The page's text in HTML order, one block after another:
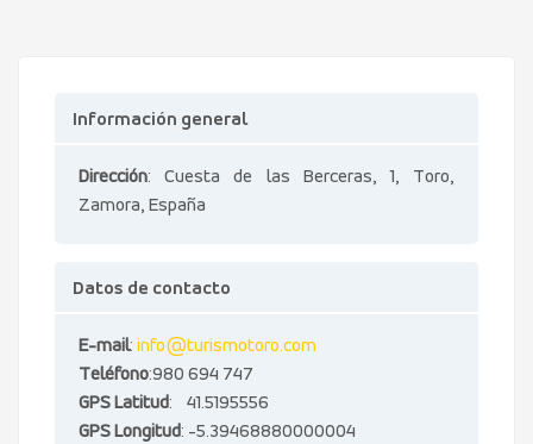
Información general
Dirección: Cuesta de las Berceras, 1, Toro,
Zamora, España
Datos de contacto
E-mail: info@turismotoro.com
Teléfono:980 694 747
GPS Latitud: 41.5195556
GPS Longitud: -5.39468880000004